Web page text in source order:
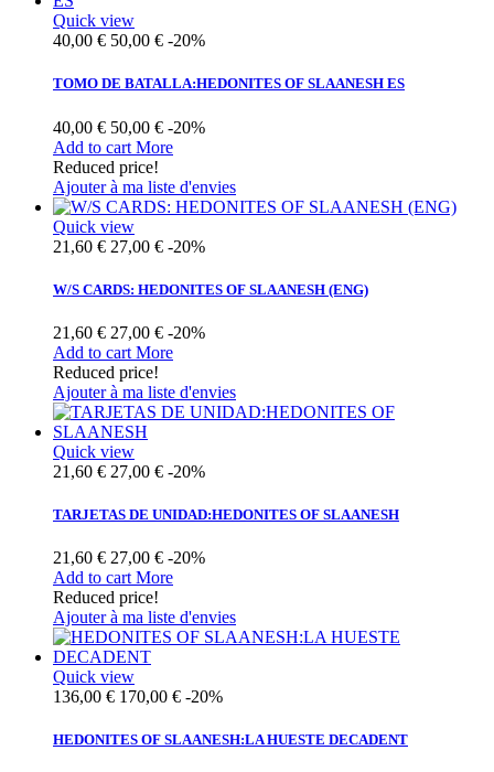
Quick view
40,00 € 50,00 € -20%
TOMO DE BATALLA:HEDONITES OF SLAANESH ES
40,00 € 50,00 € -20%
Add to cart More
Reduced price!
Ajouter à ma liste d'envies
Quick view
21,60 € 27,00 € -20%
W/S CARDS: HEDONITES OF SLAANESH (ENG)
21,60 € 27,00 € -20%
Add to cart More
Reduced price!
Ajouter à ma liste d'envies
Quick view
21,60 € 27,00 € -20%
TARJETAS DE UNIDAD:HEDONITES OF SLAANESH
21,60 € 27,00 € -20%
Add to cart More
Reduced price!
Ajouter à ma liste d'envies
Quick view
136,00 € 170,00 € -20%
HEDONITES OF SLAANESH:LA HUESTE DECADENT